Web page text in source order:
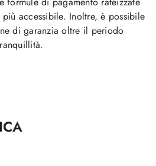
accessibile. Inoltre, è possibile
di garanzia oltre il periodo